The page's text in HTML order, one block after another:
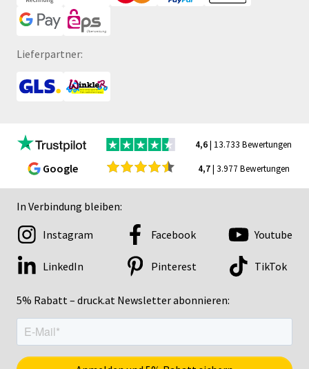
Lieferpartner:
4,6| 13.733 Bewertungen
Google 4,7| 3.977 Bewertungen
In Verbindung bleiben:
5% Rabatt – druck.at Newsletter abonnieren:
Instagram Facebook Youtube
LinkedIn Pinterest TikTok